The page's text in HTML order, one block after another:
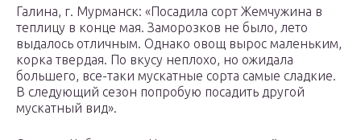
Галина, г. Мурманск: «Посадила сорт Жемчужина в
теплицу в конце мая. Заморозков не было, лето
выдалось отличным. Однако овощ вырос маленьким,
корка твердая. По вкусу неплохо, но ожидала
большего, все-таки мускатные сорта самые сладкие.
В следующий сезон попробую посадить другой
мускатный вид».